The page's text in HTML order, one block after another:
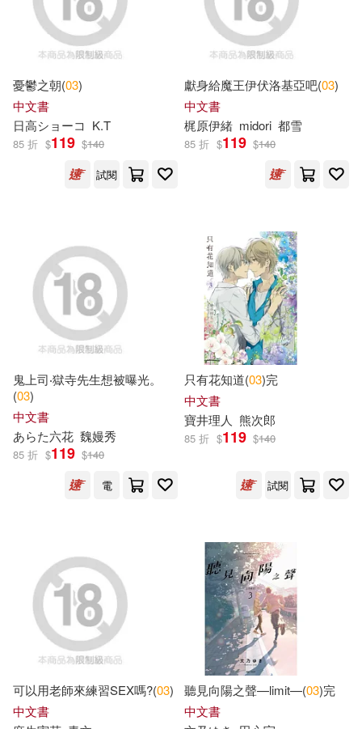
任丹（主編）(12)
南京合谷科技信息技術有限公司(1
大森藤ノ(12)
曉旻（主編）(12)
木木樹文化(12)
比利時氣球傳媒(12)
（美）莫·威廉斯(12)
Rosie Greening(11)
Smothers(11)
Tove Jansson(11)
Yoyo Books(11)
東雨文化(26)
貴州人民出版社(26)
巴比樂視(25)
浙江人民美術出版社(25)
國立台灣科技大學教務處出版組(2
復旦大學出版社(24)
Aparte(23) 晨光出版社(23)
中共研究雜誌社(22)
麥浩斯(21)
中國中醫藥出版社(20)
北京時代華文書局(20)
吉林出版集團有限責任公司(20)
憂鬱之朝(03)
中文書
日高ショーコ K.T
85 折 $119 $140
試閱
獻身給魔王伊伏洛基亞吧(03)
中文書
梶原伊緒 midori 都雪
85 折 $119 $140
鬼上司‧獄寺先生想被曝光。
(03)
中文書
あらた六花 魏嫚秀
85 折 $119 $140
電
只有花知道(03)完
中文書
寶井理人 熊次郎
85 折 $119 $140
試閱
可以用老師來練習SEX嗎?(03)
中文書
聽見向陽之聲—limit—(03)完
中文書